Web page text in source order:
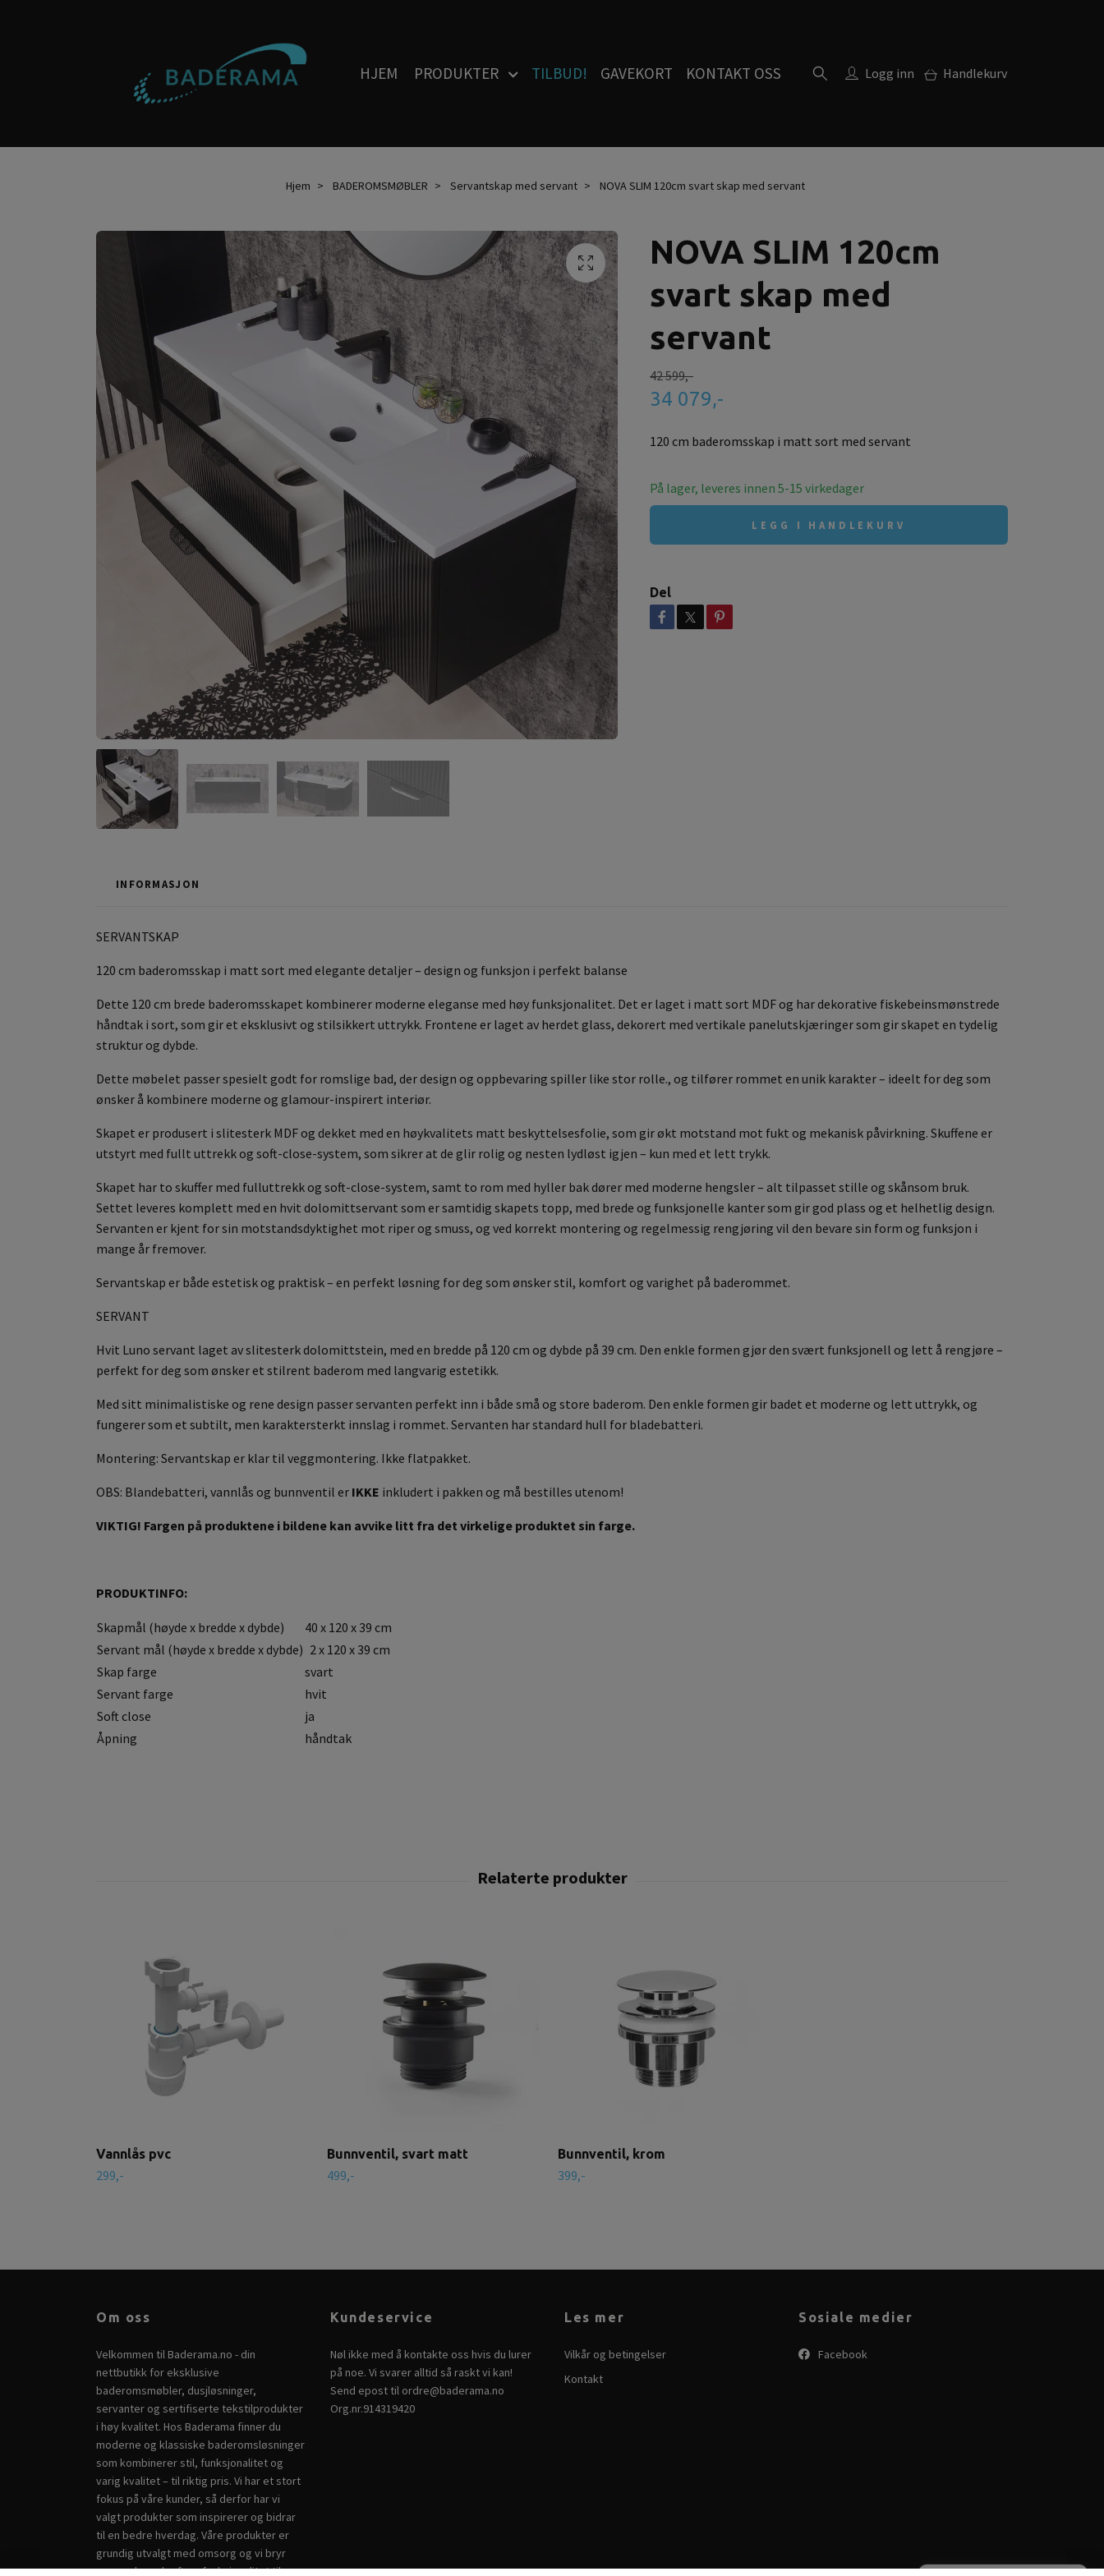
HJEM PRODUKTER TILBUD! GAVEKORT KONTAKT OSS Logg inn Handlekurv
Hjem BADEROMSMØBLER Servantskap med servant NOVA SLIM 120cm svart skap med servant
NOVA SLIM 120cm
svart skap med
servant
42 599,-
34 079,-
120 cm baderomsskap i matt sort med servant
På lager, leveres innen 5-15 virkedager
LEGG I HANDLEKURV
Del
INFORMASJON
SERVANTSKAP
120 cm baderomsskap i matt sort med elegante detaljer – design og funksjon i perfekt balanse
Dette 120 cm brede baderomsskapet kombinerer moderne eleganse med høy funksjonalitet. Det er laget i matt sort MDF og har dekorative fiskebeinsmønstrede
håndtak i sort, som gir et eksklusivt og stilsikkert uttrykk. Frontene er laget av herdet glass, dekorert med vertikale panelutskjæringer som gir skapet en tydelig
struktur og dybde.
Dette møbelet passer spesielt godt for romslige bad, der design og oppbevaring spiller like stor rolle., og tilfører rommet en unik karakter – ideelt for deg som
ønsker å kombinere moderne og glamour-inspirert interiør.
Skapet er produsert i slitesterk MDF og dekket med en høykvalitets matt beskyttelsesfolie, som gir økt motstand mot fukt og mekanisk påvirkning. Skuffene er
utstyrt med fullt uttrekk og soft-close-system, som sikrer at de glir rolig og nesten lydløst igjen – kun med et lett trykk.
Skapet har to skuffer med fulluttrekk og soft-close-system, samt to rom med hyller bak dører med moderne hengsler – alt tilpasset stille og skånsom bruk.
Settet leveres komplett med en hvit dolomittservant som er samtidig skapets topp, med brede og funksjonelle kanter som gir god plass og et helhetlig design.
Servanten er kjent for sin motstandsdyktighet mot riper og smuss, og ved korrekt montering og regelmessig rengjøring vil den bevare sin form og funksjon i
mange år fremover.
Servantskap er både estetisk og praktisk – en perfekt løsning for deg som ønsker stil, komfort og varighet på baderommet.
SERVANT
Hvit Luno servant laget av slitesterk dolomittstein, med en bredde på 120 cm og dybde på 39 cm. Den enkle formen gjør den svært funksjonell og lett å rengjøre –
perfekt for deg som ønsker et stilrent baderom med langvarig estetikk.
Med sitt minimalistiske og rene design passer servanten perfekt inn i både små og store baderom. Den enkle formen gir badet et moderne og lett uttrykk, og
fungerer som et subtilt, men karaktersterkt innslag i rommet. Servanten har standard hull for bladebatteri.
Montering: Servantskap er klar til veggmontering. Ikke flatpakket.
OBS: Blandebatteri, vannlås og bunnventil er IKKE inkludert i pakken og må bestilles utenom!
VIKTIG! Fargen på produktene i bildene kan avvike litt fra det virkelige produktet sin farge.
PRODUKTINFO:
Skapmål (høyde x bredde x dybde)
40 x 120 x 39 cm
Servant mål (høyde x bredde x dybde) 2 x 120 x 39 cm
Skap farge
svart
Servant farge
hvit
Soft close
ja
Åpning
håndtak
Vannlås pvc
299,-
Bunnventil, svart matt
499,-
Bunnventil, krom
399,-
Om oss
Velkommen til Baderama.no - din
nettbutikk for eksklusive
baderomsmøbler, dusjløsninger,
servanter og sertifiserte tekstilprodukter
i høy kvalitet. Hos Baderama finner du
moderne og klassiske baderomsløsninger
som kombinerer stil, funksjonalitet og
varig kvalitet – til riktig pris. Vi har et stort
fokus på våre kunder, så derfor har vi
valgt produkter som inspirerer og bidrar
til en bedre hverdag. Våre produkter er
grundig utvalgt med omsorg og vi bryr
oss om bærekraft og funksjonalitet til
Kundeservice
Nøl ikke med å kontakte oss hvis du lurer
på noe. Vi svarer alltid så raskt vi kan!
Send epost til ordre@baderama.no
Org.nr.914319420
Les mer
Vilkår og betingelser
Kontakt
Sosiale medier
Facebook